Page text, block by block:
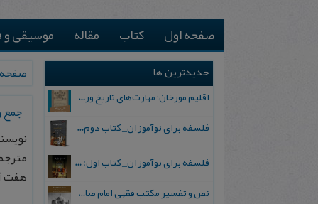
صفحه اول کتاب مقاله موسیقی و
جمع
هفت
جدیدترین ها
اقلیم مورخان؛ مهارت‌های تاریخ ورزی علمی
فلسفه برای نوآموزان_ کتاب دوم: پرسش درباره واقعیت و معرفت
فلسفه برای نوآموزان_ کتاب اول: تردید در باورهای رایج
نص و تفسیر مکتب فقهی امام صادق علیه السلام